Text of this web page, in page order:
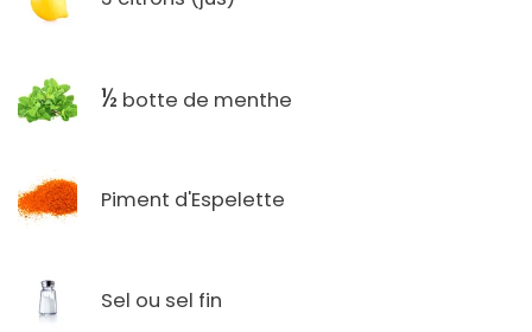
½ botte de menthe
Piment d'Espelette
Sel ou sel fin